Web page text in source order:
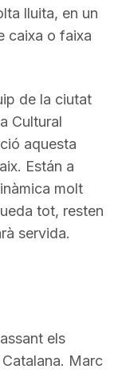
lluita, en un
caixa o faixa
de la ciutat
Cultural
aquesta
Están a
molt
tot, resten
servida.
els
Marc